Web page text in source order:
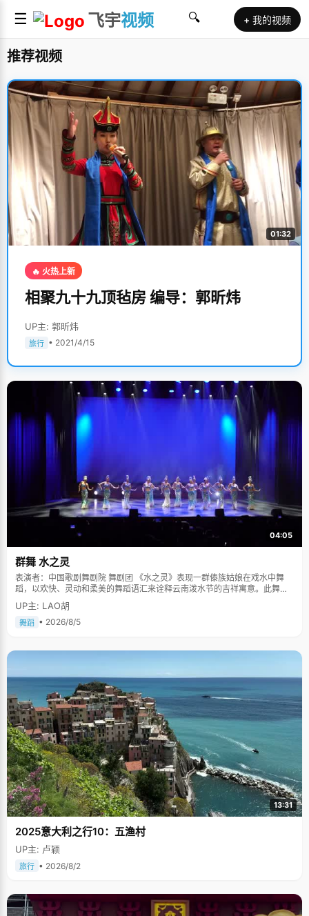
☰ 飞宇视频 🔍 + 我的视频
推荐视频
01:32
🔥 火热上新
相聚九十九顶毡房 编导：郭昕炜
UP主: 郭昕炜
旅行 • 2021/4/15
04:05
群舞 水之灵
表演者：中国歌剧舞剧院 舞剧团 《水之灵》表现一群傣族姑娘在戏水中舞
蹈，以欢快、灵动和柔美的舞蹈语汇来诠释云南泼水节的吉祥寓意。此舞蹈
多次在中国人民大会堂及国际舞台上表演，一直得到赞誉其舞美，人美，寓
意美。。
UP主: LAO胡
舞蹈 • 2026/8/5
13:31
2025意大利之行10：五渔村
UP主: 卢颖
旅行 • 2026/8/2